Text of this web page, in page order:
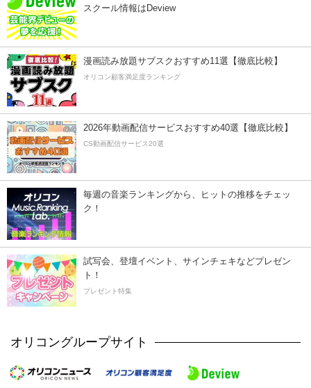
スクール情報はDeview
漫画読み放題サブスクおすすめ11選【徹底比較】
オリコン顧客満足度ランキング
2026年動画配信サービスおすすめ40選【徹底比較】
CS動画配信サービス20選
毎週の音楽ランキングから、ヒットの推移をチェッ
ク！
試写会、登壇イベント、サインチェキなどプレゼン
ト！
プレゼント特集
オリコングループサイト